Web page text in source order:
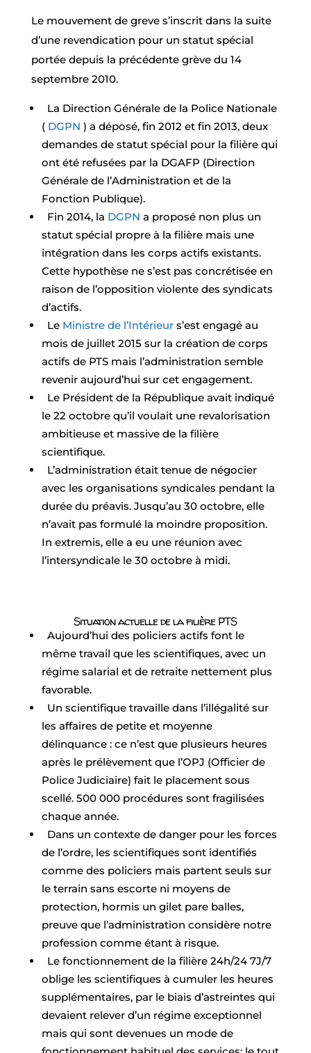
Le mouvement de greve s’inscrit dans la suite
d’une revendication pour un statut spécial
portée depuis la précédente grève du 14
septembre 2010.
La Direction Générale de la Police Nationale
( DGPN ) a déposé, fin 2012 et fin 2013, deux
demandes de statut spécial pour la filière qui
ont été refusées par la DGAFP (Direction
Générale de l’Administration et de la
Fonction Publique).
Fin 2014, la DGPN a proposé non plus un
statut spécial propre à la filière mais une
intégration dans les corps actifs existants.
Cette hypothèse ne s’est pas concrétisée en
raison de l’opposition violente des syndicats
d’actifs.
Le Ministre de l’Intérieurs’est engagé au
mois de juillet 2015 sur la création de corps
actifs de PTS mais l’administration semble
revenir aujourd’hui sur cet engagement.
Le Président de la République avait indiqué
le 22 octobre qu’il voulait une revalorisation
ambitieuse et massive de la filière
scientifique.
L’administration était tenue de négocier
avec les organisations syndicales pendant la
durée du préavis. Jusqu’au 30 octobre, elle
n’avait pas formulé la moindre proposition.
In extremis, elle a eu une réunion avec
l’intersyndicale le 30 octobre à midi.
Situation actuelle de la filière PTS
Aujourd’hui des policiers actifs font le
même travail que les scientifiques, avec un
régime salarial et de retraite nettement plus
favorable.
Un scientifique travaille dans l’illégalité sur
les affaires de petite et moyenne
délinquance : ce n’est que plusieurs heures
après le prélèvement que l’OPJ (Officier de
Police Judiciaire) fait le placement sous
scellé. 500 000 procédures sont fragilisées
chaque année.
Dans un contexte de danger pour les forces
de l’ordre, les scientifiques sont identifiés
comme des policiers mais partent seuls sur
le terrain sans escorte ni moyens de
protection, hormis un gilet pare balles,
preuve que l’administration considère notre
profession comme étant à risque.
Le fonctionnement de la filière 24h/24 7J/7
oblige les scientifiques à cumuler les heures
supplémentaires, par le biais d’astreintes qui
devaient relever d’un régime exceptionnel
mais qui sont devenues un mode de